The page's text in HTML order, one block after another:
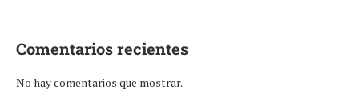
Comentarios recientes
No hay comentarios que mostrar.